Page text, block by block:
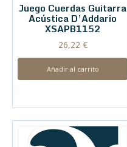
Juego Cuerdas Guitarra
Acústica D’Addario
XSAPB1152
26,22 €
Añadir al carrito